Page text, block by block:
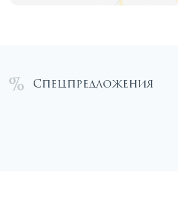
Спецпредложения